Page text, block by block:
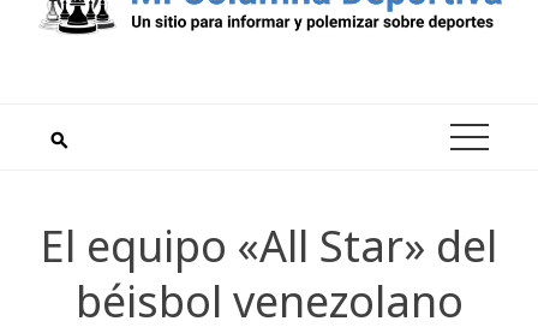
El equipo «All Star» del
béisbol venezolano